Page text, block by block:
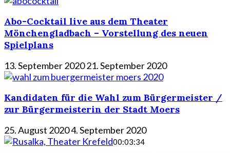
Abo-Cocktail live aus dem Theater
Mönchengladbach – Vorstellung des neuen
Spielplans
13. September 202021. September 2020
Kandidaten für die Wahl zum Bürgermeister /
zur Bürgermeisterin der Stadt Moers
25. August 20204. September 2020
00:03:34